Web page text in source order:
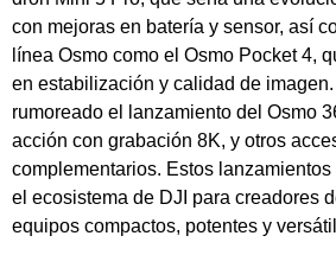
con mejoras en batería y sensor, así
línea Osmo como el Osmo Pocket 4,
en estabilización y calidad de
rumoreado el lanzamiento del Osmo
acción con grabación 8K, y otros
complementarios. Estos
el ecosistema de DJI para creadores
equipos compactos, potentes y